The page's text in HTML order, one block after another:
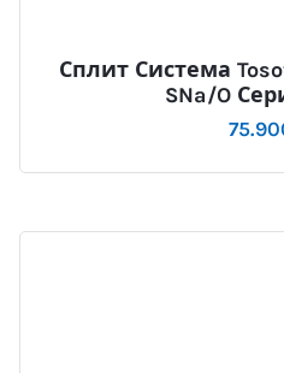
Сплит Система
SNa/O